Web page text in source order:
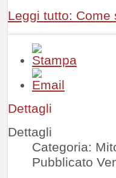
Leggi tutto:
Dettagli
Dettagli
Categoria:
Pubblicato